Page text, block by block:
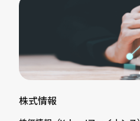
株式情報